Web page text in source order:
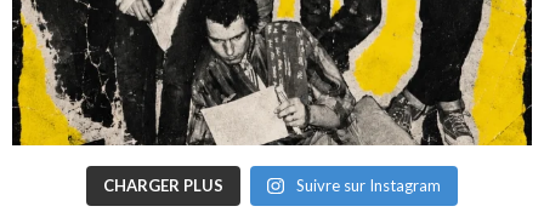
CHARGER PLUS Suivre sur Instagram